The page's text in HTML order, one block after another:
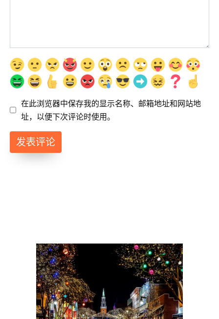
在此浏览器中保存我的显示名称、邮箱地址和网站地
址，以便下次评论时使用。